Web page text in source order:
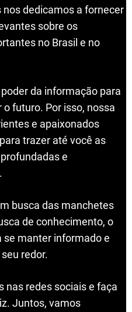
dedicamos a fornecer
sobre os
no Brasil e no
da informação para
futuro. Por isso, nossa
e apaixonados
trazer até você as
e
busca das manchetes
de conhecimento, o
se manter informado e
redor.
nas redes sociais e faça
Juntos, vamos